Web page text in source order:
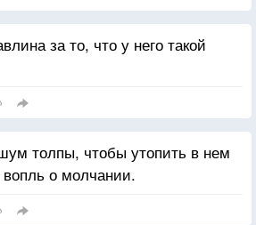
за то, что у него такой
толпы, чтобы утопить в нем
о молчании.